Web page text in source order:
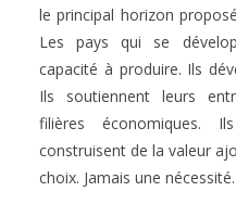
le principal horizon
Les pays qui se
capacité à produire. Ils
Ils soutiennent leurs
filières économiques.
construisent de la valeur
choix. Jamais une nécessité.